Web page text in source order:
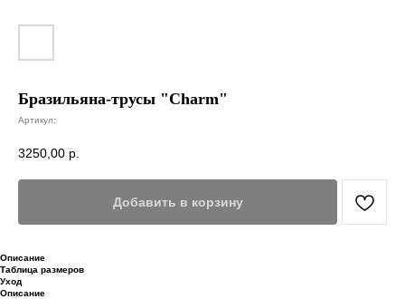
Бразильяна-трусы "Charm"
Артикул:
3250,00 р.
Добавить в корзину
Описание
Таблица размеров
Уход
Описание